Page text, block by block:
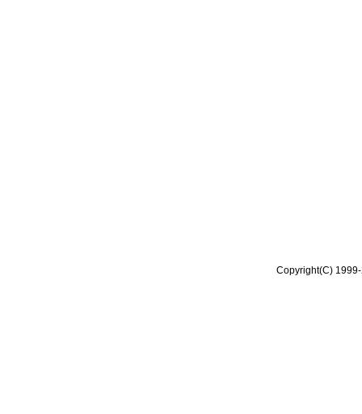
Copyright(C)